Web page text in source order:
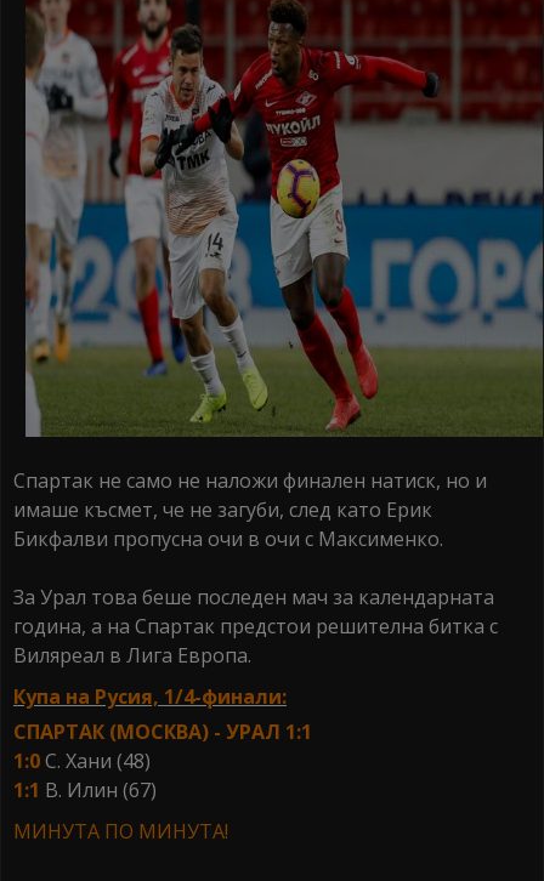
Спартак не само не наложи финален натиск, но и
имаше късмет, че не загуби, след като Ерик
Бикфалви пропусна очи в очи с Максименко.
За Урал това беше последен мач за календарната
година, а на Спартак предстои решителна битка с
Виляреал в Лига Европа.
Купа на Русия, 1/4-финали:
СПАРТАК (МОСКВА) - УРАЛ 1:1
1:0С. Хани (48)
1:1 В. Илин (67)
МИНУТА ПО МИНУТА!